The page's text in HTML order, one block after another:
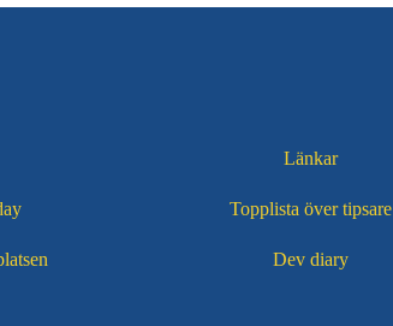
Länkar
Topplista över tipsare
Dev diary